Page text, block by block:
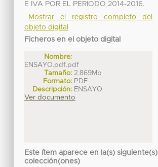
E IVA POR EL PERIODO 2014-2016.
Mostrar el registro completo del
objeto digital
Ficheros en el objeto digital
Nombre:
ENSAYO.pdf.pdf
Tamaño: 2.869Mb
Formato: PDF
Descripción: ENSAYO
Ver documento
Este ítem aparece en la(s) siguiente(s)
colección(ones)